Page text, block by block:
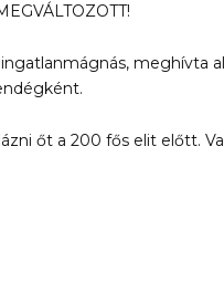
meghívta
őt a 200 fős elit előtt.